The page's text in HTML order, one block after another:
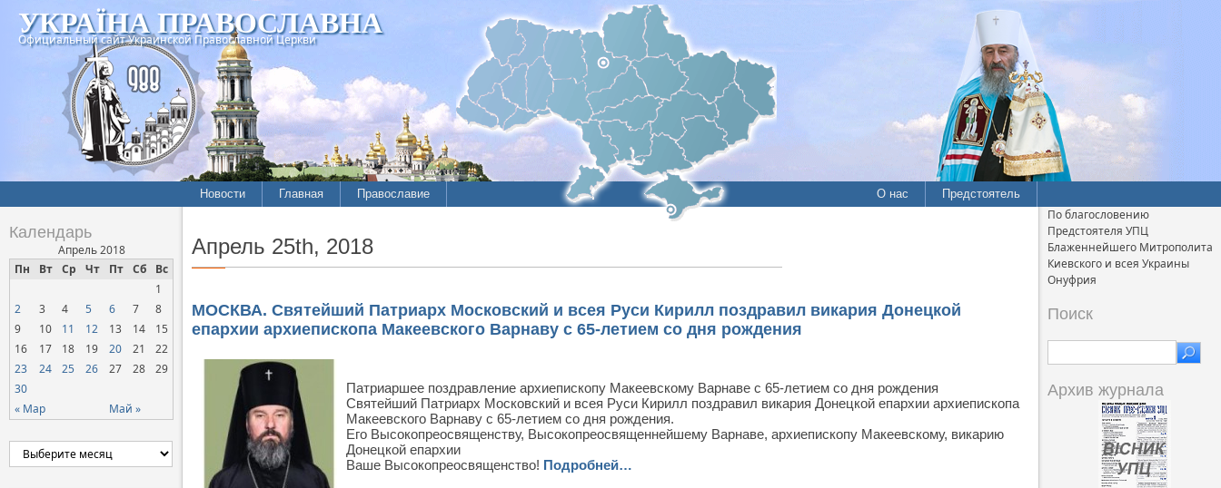
УКРАЇНА ПРАВОСЛАВНА
Официальный сайт Украинской Православной Церкви
Новости
Межконфессиональные
отношения
верующих
Официальная хроника
Расколы, ереси, секты
СОЦИАЛЬНОЕ
СЛУЖЕНИЕ
Церковь и власть
Церковь и общество
Церковь и СМИ
Главная Православие
История
Митрополиты
О нас Предстоятель
Календарь
Апрель 2018
Пн
Вт Ср Чт Пт Сб Вс
« Мар Май »
1
2
3 4 5 6 7
8
9
10 11 12 13 14
15
16
17 18 19 20 21
22
23
24 25 26 27 28
29
30
Апрель 25th, 2018
МОСКВА. Святейший Патриарх Московский и всея Руси Кирилл поздравил викария Донецкой
епархии архиепископа Макеевского Варнаву с 65-летием со дня рождения
Патриаршее поздравление архиепископу Макеевскому Варнаве с 65-летием со дня рождения
Святейший Патриарх Московский и всея Руси Кирилл поздравил викария Донецкой епархии архиепископа
Макеевского Варнаву с 65-летием со дня рождения.
Его Высокопреосвященству, Высокопреосвященнейшему Варнаве, архиепископу Макеевскому, викарию
Донецкой епархии
Ваше Высокопреосвященство! Подробней…
По благословению
Предстоятеля УПЦ
Блаженнейшего Митрополита
Киевского и всея Украины
Онуфрия
Поиск
Архив журнала